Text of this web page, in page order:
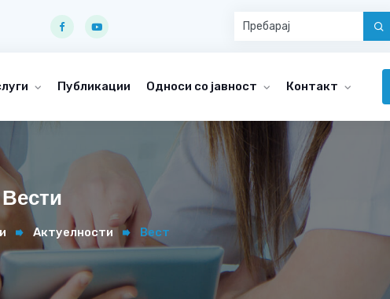
Публикации Односи со јавност Контакт
Вести
Актуелности Вест